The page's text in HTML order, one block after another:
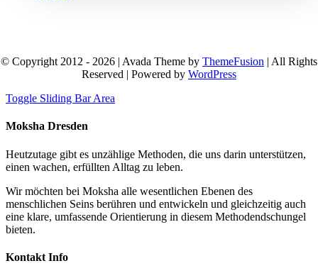
© Copyright 2012 - 2026 | Avada Theme by ThemeFusion | All Rights
Reserved | Powered by WordPress
Toggle Sliding Bar Area
Moksha Dresden
Heutzutage gibt es unzählige Methoden, die uns darin unterstützen,
einen wachen, erfüllten Alltag zu leben.
Wir möchten bei Moksha alle wesent­lichen Ebenen des
menschlichen Seins berühren und entwickeln und gleichzeitig auch
eine klare, umfassende Orientierung in diesem Methodendschungel
bieten.
Kontakt Info